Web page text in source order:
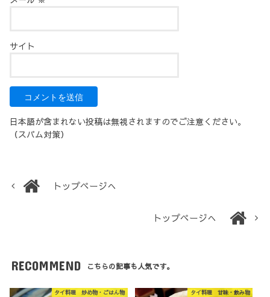
サイト
日本語が含まれない投稿は無視されますのでご注意ください。
（スパム対策）
トップページへ
トップページへ
RECOMMEND こちらの記事も人気です。
タイ料理 炒め物・ごはん物 タイ料理 甘味・飲み物